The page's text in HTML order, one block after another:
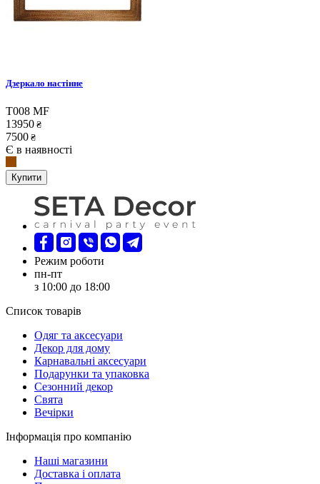
Дзеркало настінне
T008 MF
13950 ₴
7500 ₴
Є в наявності
Купити
Режим роботи
пн-пт
з 10:00 до 18:00
Список товарів
Oдяг та аксесуари
Декор для дому
Карнавальні аксесуари
Подарунки та упаковка
Сезонний декор
Свята
Вечірки
Інформація про компанію
Наші магазини
Доставка і оплата